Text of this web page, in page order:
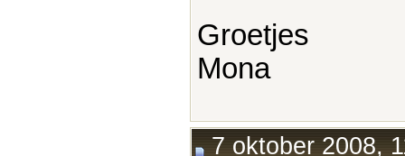
Groetjes
Mona
7 oktober 2008,